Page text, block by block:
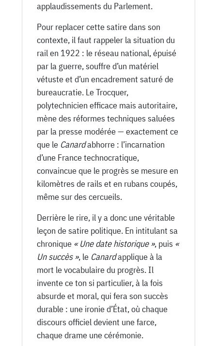
applaudissements du Parlement.
Pour replacer cette satire dans son
contexte, il faut rappeler la situation du
rail en 1922 : le réseau national, épuisé
par la guerre, souffre d’un matériel
vétuste et d’un encadrement saturé de
bureaucratie. Le Trocquer,
polytechnicien efficace mais autoritaire,
mène des réformes techniques saluées
par la presse modérée — exactement ce
que le Canardabhorre : l’incarnation
d’une France technocratique,
convaincue que le progrès se mesure en
kilomètres de rails et en rubans coupés,
même sur des cercueils.
Derrière le rire, il y a donc une véritable
leçon de satire politique. En intitulant sa
chronique « Une date historique », puis «
Un succès », le Canardapplique à la
mort le vocabulaire du progrès. Il
invente ce ton si particulier, à la fois
absurde et moral, qui fera son succès
durable : une ironie d’État, où chaque
discours officiel devient une farce,
chaque drame une cérémonie.